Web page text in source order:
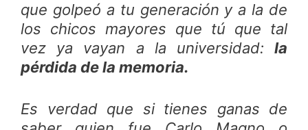
que golpeó a tu generación y a la de
los chicos mayores que tú que tal
vez ya vayan a la universidad: la
pérdida de la memoria.
Es verdad que si tienes ganas de